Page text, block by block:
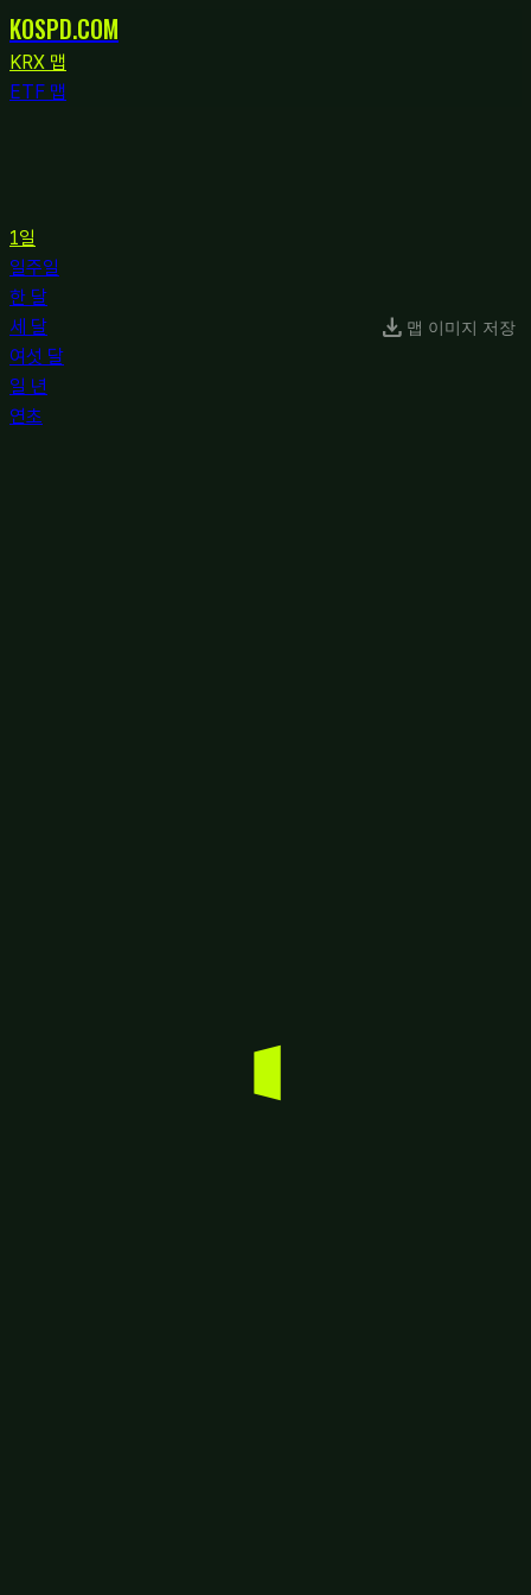
KOSPD.COM
KRX 맵
ETF 맵
1일
일주일
한 달
세 달
여섯 달
일 년
연초
download 맵 이미지 저장